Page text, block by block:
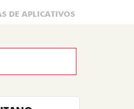
DE APLICATIVOS